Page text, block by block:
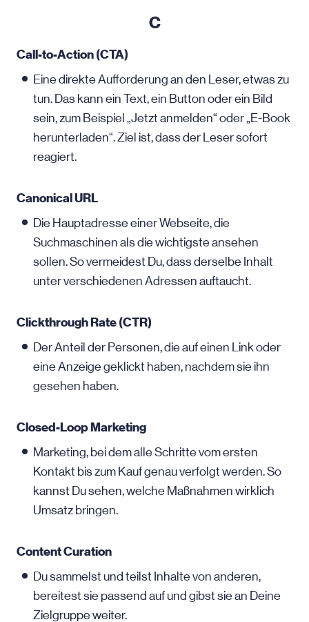
C
Call-to-Action (CTA)
Eine direkte Aufforderung an den Leser, etwas zu
tun. Das kann ein Text, ein Button oder ein Bild
sein, zum Beispiel „Jetzt anmelden“ oder „E-Book
herunterladen“. Ziel ist, dass der Leser sofort
reagiert.
Canonical URL
Die Hauptadresse einer Webseite, die
Suchmaschinen als die wichtigste ansehen
sollen. So vermeidest Du, dass derselbe Inhalt
unter verschiedenen Adressen auftaucht.
Clickthrough Rate (CTR)
Der Anteil der Personen, die auf einen Link oder
eine Anzeige geklickt haben, nachdem sie ihn
gesehen haben.
Closed-Loop Marketing
Marketing, bei dem alle Schritte vom ersten
Kontakt bis zum Kauf genau verfolgt werden. So
kannst Du sehen, welche Maßnahmen wirklich
Umsatz bringen.
Content Curation
Du sammelst und teilst Inhalte von anderen,
bereitest sie passend auf und gibst sie an Deine
Zielgruppe weiter.